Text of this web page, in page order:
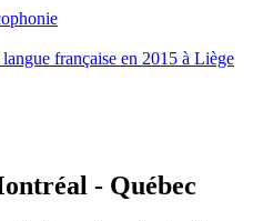
française en 2015 à Liège
- Québec